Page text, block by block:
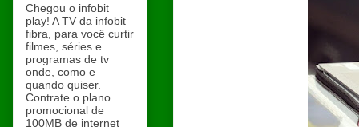
Chegou o infobit
play! A TV da infobit
fibra, para você curtir
filmes, séries e
programas de tv
onde, como e
quando quiser.
Contrate o plano
promocional de
100MB de internet